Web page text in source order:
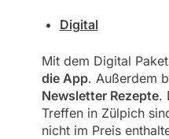
Digital
Mit dem Digital
die App. Außerdem
Newsletter Rezepte.
Treffen in Zülpich
nicht im Preis